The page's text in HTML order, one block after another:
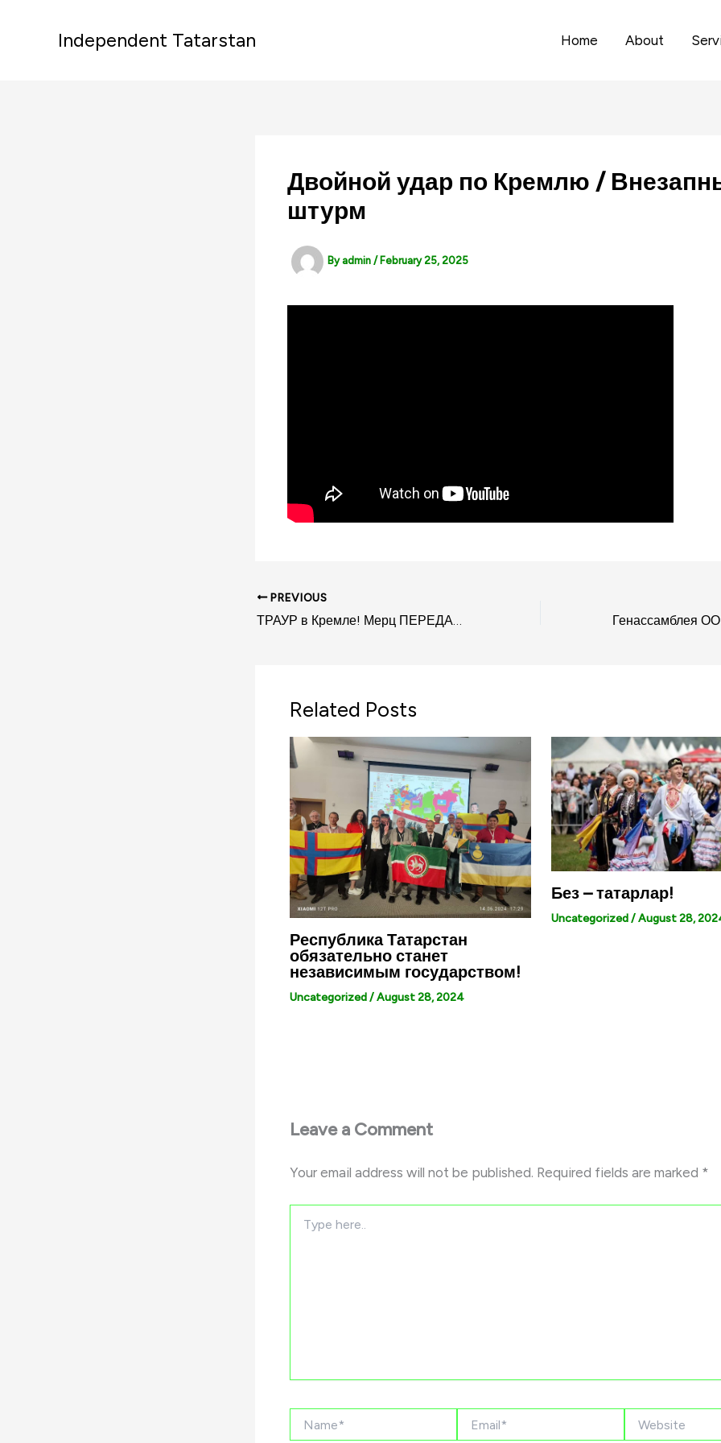
Independent Tatarstan Home About
Двойной удар по Кремлю /
штурм
Byadmin / February 25, 2025
PREVIOUS
Related Posts
Республика Татарстан
обязательно станет
независимым государством!
Uncategorized/August 28, 2024
Без – татарлар!
Uncategorized/August 28,
Leave a Comment
Your email address will not be published. Required fields are marked *
here..